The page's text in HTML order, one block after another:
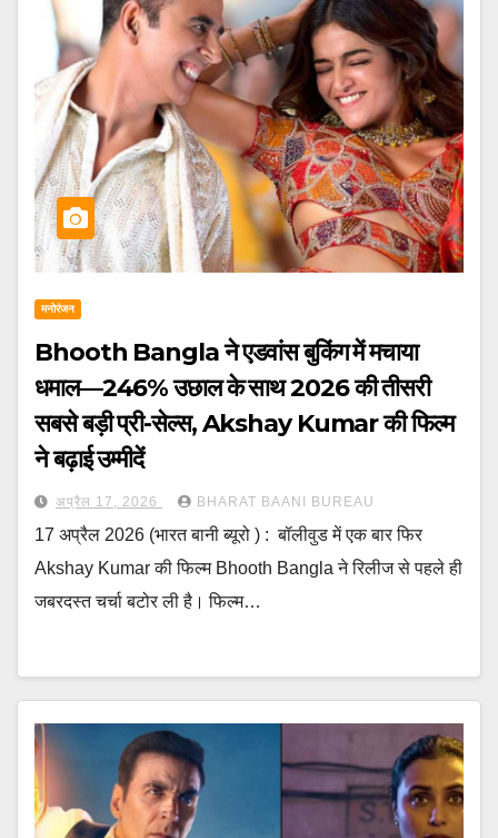
मनोरंजन
Bhooth Bangla ने एडवांस बुकिंग में मचाया
धमाल—246% उछाल के साथ 2026 की तीसरी
सबसे बड़ी प्री-सेल्स, Akshay Kumar की फिल्म
ने बढ़ाई उम्मीदें
अप्रैल 17, 2026 BHARAT BAANI BUREAU
17 अप्रैल 2026 (भारत बानी ब्यूरो ) : बॉलीवुड में एक बार फिर
Akshay Kumar की फिल्म Bhooth Bangla ने रिलीज से पहले ही
जबरदस्त चर्चा बटोर ली है। फिल्म…